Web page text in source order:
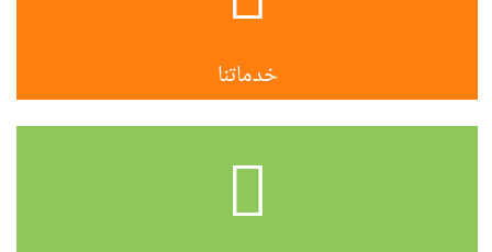
خدماتنا